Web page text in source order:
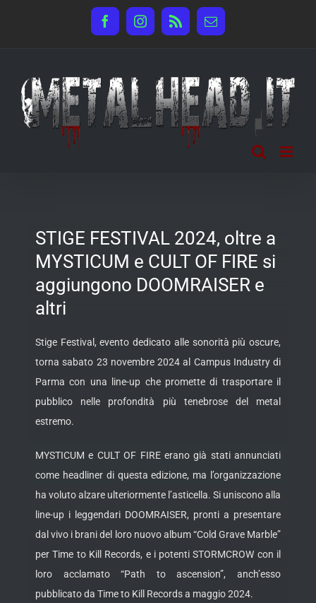
FacebookInstagram
Rss Email
STIGE FESTIVAL 2024, oltre a
MYSTICUM e CULT OF FIRE si
aggiungono DOOMRAISER e
altri
Stige Festival, evento dedicato alle sonorità più oscure,
torna sabato 23 novembre 2024 al Campus Industry di
Parma con una line-up che promette di trasportare il
pubblico nelle profondità più tenebrose del metal
estremo.
MYSTICUM e CULT OF FIRE erano già stati annunciati
come headliner di questa edizione, ma l’organizzazione
ha voluto alzare ulteriormente l’asticella. Si uniscono alla
line-up i leggendari DOOMRAISER, pronti a presentare
dal vivo i brani del loro nuovo album “Cold Grave Marble”
per Time to Kill Records, e i potenti STORMCROW con il
loro acclamato “Path to ascension”, anch’esso
pubblicato da Time to Kill Records a maggio 2024.